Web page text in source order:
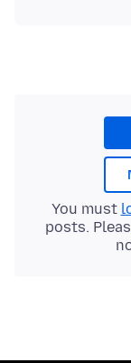
You must
posts.